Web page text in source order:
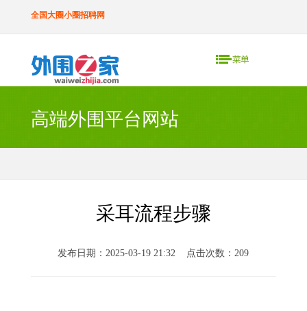
全国大圈小圈招聘网
高端外围平台网站
采耳流程步骤
发布日期：2025-03-19 21:32 点击次数：209